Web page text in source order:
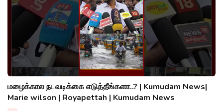
மழைக்கால நடவடிக்கை எடுத்தீங்களா..? | Kumudam News|
Marie wilson | Royapettah | Kumudam News